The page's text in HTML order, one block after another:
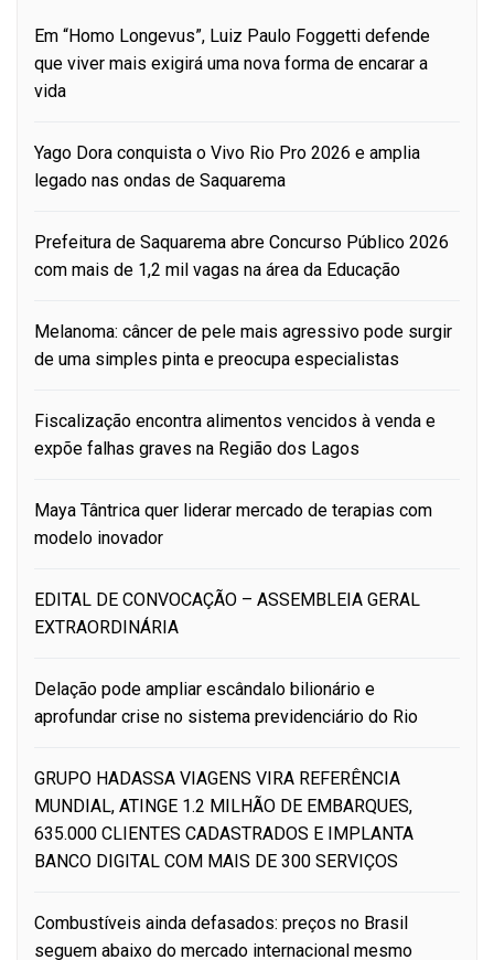
Em “Homo Longevus”, Luiz Paulo Foggetti defende
que viver mais exigirá uma nova forma de encarar a
vida
Yago Dora conquista o Vivo Rio Pro 2026 e amplia
legado nas ondas de Saquarema
Prefeitura de Saquarema abre Concurso Público 2026
com mais de 1,2 mil vagas na área da Educação
Melanoma: câncer de pele mais agressivo pode surgir
de uma simples pinta e preocupa especialistas
Fiscalização encontra alimentos vencidos à venda e
expõe falhas graves na Região dos Lagos
Maya Tântrica quer liderar mercado de terapias com
modelo inovador
EDITAL DE CONVOCAÇÃO – ASSEMBLEIA GERAL
EXTRAORDINÁRIA
Delação pode ampliar escândalo bilionário e
aprofundar crise no sistema previdenciário do Rio
GRUPO HADASSA VIAGENS VIRA REFERÊNCIA
MUNDIAL, ATINGE 1.2 MILHÃO DE EMBARQUES,
635.000 CLIENTES CADASTRADOS E IMPLANTA
BANCO DIGITAL COM MAIS DE 300 SERVIÇOS
Combustíveis ainda defasados: preços no Brasil
seguem abaixo do mercado internacional mesmo